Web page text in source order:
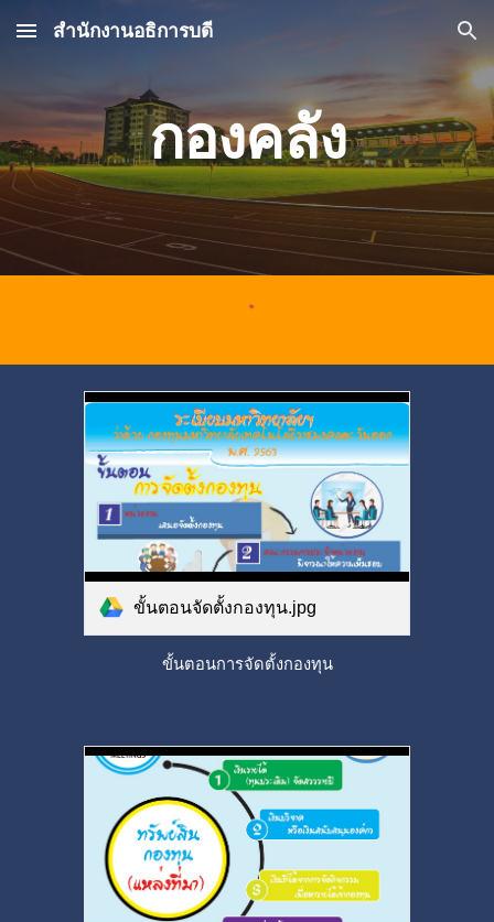
Skip to main content Skip to navigation
สำนักงานอธิการบดี
กองคลัง
ขั้นตอนจัดตั้งกองทุน.jpg
ขั้นตอนการจัดตั้งกองทุน